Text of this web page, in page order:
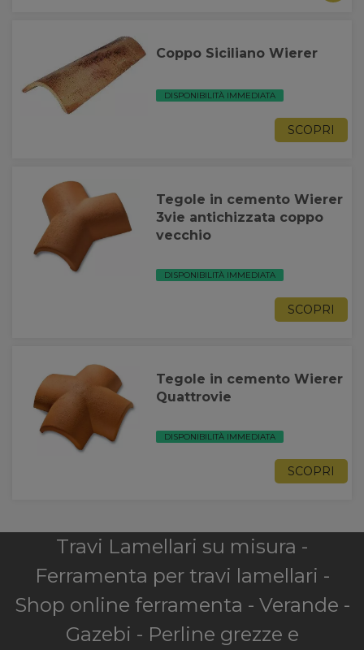
Coppo Siciliano Wierer
DISPONIBILITÀ IMMEDIATA
SCOPRI
Tegole in cemento Wierer
3vie antichizzata coppo
vecchio
DISPONIBILITÀ IMMEDIATA
SCOPRI
Tegole in cemento Wierer
Quattrovie
DISPONIBILITÀ IMMEDIATA
SCOPRI
Travi Lamellari su misura -
Ferramenta per travi lamellari -
Shop online ferramenta - Verande -
Gazebi - Perline grezze e